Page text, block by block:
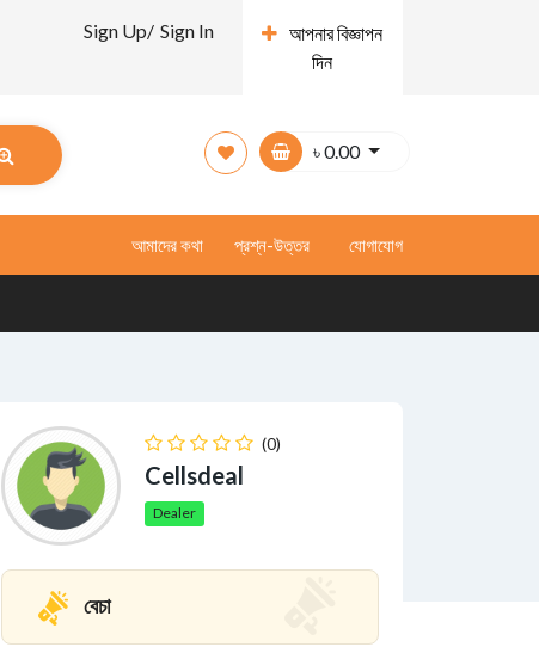
Sign Up/ Sign In
আপনার বিজ্ঞাপন
দিন
৳0.00
আমাদের কথা প্রশ্ন-উত্তর যোগাযোগ
(0)
Cellsdeal
Dealer
বেচা